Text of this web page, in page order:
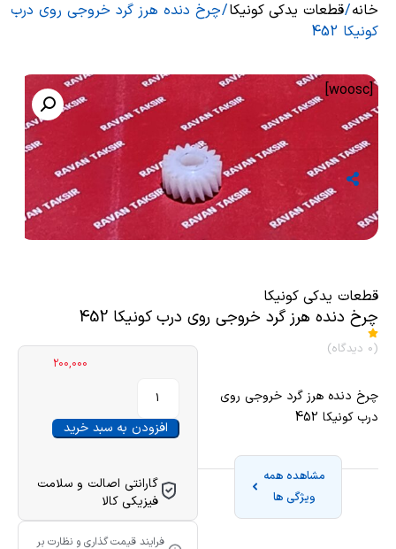
خانه/قطعات یدکی کونیکا/ چرخ دنده هرز گرد خروجی روی درب
کونیکا 452
[woosc]
قطعات یدکی کونیکا
چرخ دنده هرز گرد خروجی روی درب کونیکا 452
(0 دیدگاه)
چرخ دنده هرز گرد خروجی روی
درب کونیکا 452
مشاهده همه
ویژگی ها
200,000
افزودن به سبد خرید
گارانتی اصالت و سلامت
فیزیکی کالا
فرایند قیمت گذاری و نظارت بر